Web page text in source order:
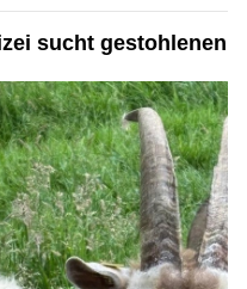
sucht gestohlenen